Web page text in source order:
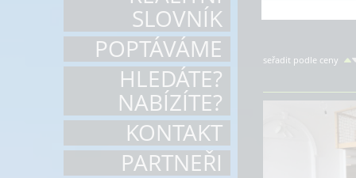
SLOVNÍK
POPTÁVÁME
HLEDÁTE?
NABÍZÍTE?
KONTAKT
PARTNEŘI
seřadit podle ceny